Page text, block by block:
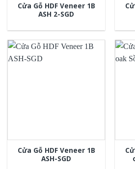
Cửa Gỗ HDF Veneer 1B
ASH 2-SGD
Cửa Gỗ HDF Veneer 1B
ASH-SGD